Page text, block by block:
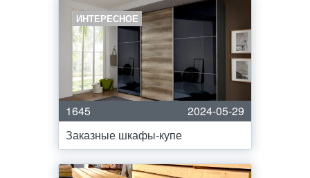
ИНТЕРЕСНОЕ
1645
2024-05-29
Заказные шкафы-купе